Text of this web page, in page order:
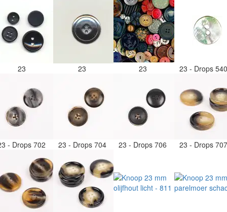
23 23 23 23 - Drops
- Drops 702 23 - Drops 704 23 - Drops 706 23 - Drops